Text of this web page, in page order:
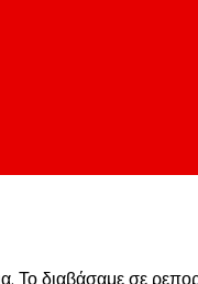
Το διαβάσαμε σε